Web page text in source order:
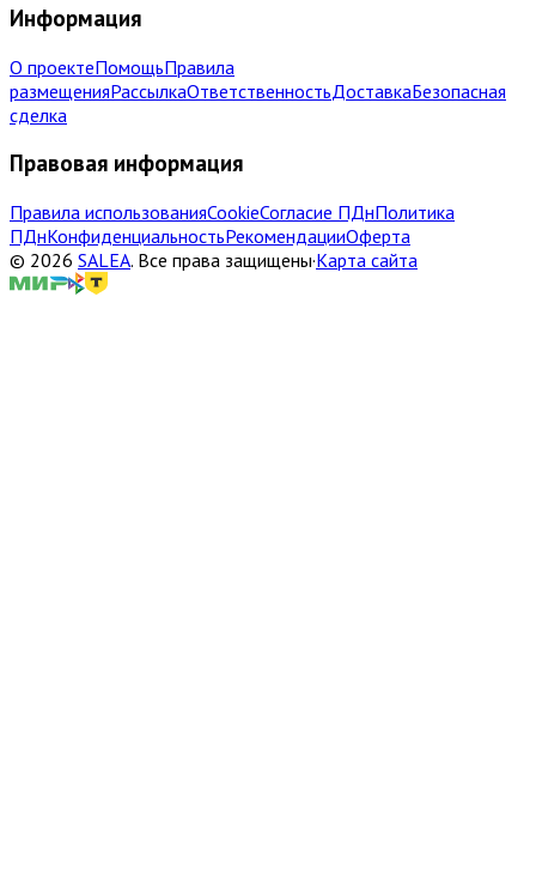
Информация
О проектеПомощьПравила
размещенияРассылкаОтветственностьДоставкаБезопасная
сделка
Правовая информация
Правила использованияCookieСогласие ПДнПолитика
ПДнКонфиденциальностьРекомендацииОферта
© 2026 SALEA. Все права защищены·Карта сайта